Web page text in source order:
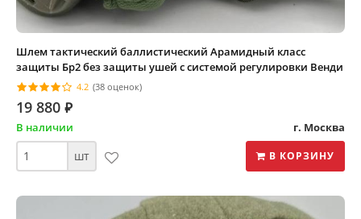
Шлем тактический баллистический Арамидный класс
защиты Бр2 без защиты ушей с системой регулировки Венди
4.2 (38 оценок)
19 880 ⃏
В наличии г. Москва
шт В КОРЗИНУ